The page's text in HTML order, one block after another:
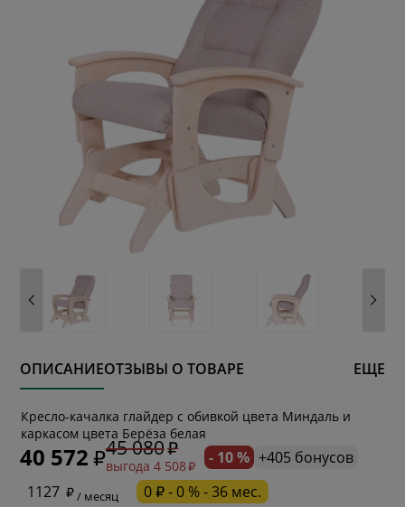
ОПИСАНИЕОТЗЫВЫ О ТОВАРЕ ЕЩЕ
Кресло-качалка глайдер с обивкой цвета Миндаль и
каркасом цвета Берёза белая
40 572 45 080
выгода 4 508 - 10 % +405 бонусов
1127
/ месяц 0 ₽ - 0 % - 36 мес.
* необязательное поле